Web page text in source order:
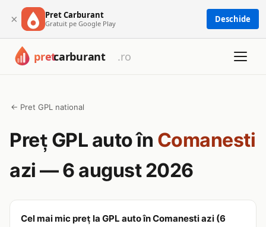
× Pret Carburant
Gratuit pe Google Play Deschide
← Pret GPL national
Preț GPL auto în Comanesti
azi — 6 august 2026
Cel mai mic preț la GPL auto în Comanesti azi (6